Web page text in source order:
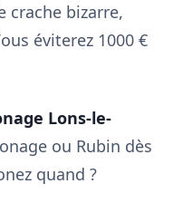
crache bizarre,
éviterez 1000 €
Lons-le-
ou Rubin dès
quand ?